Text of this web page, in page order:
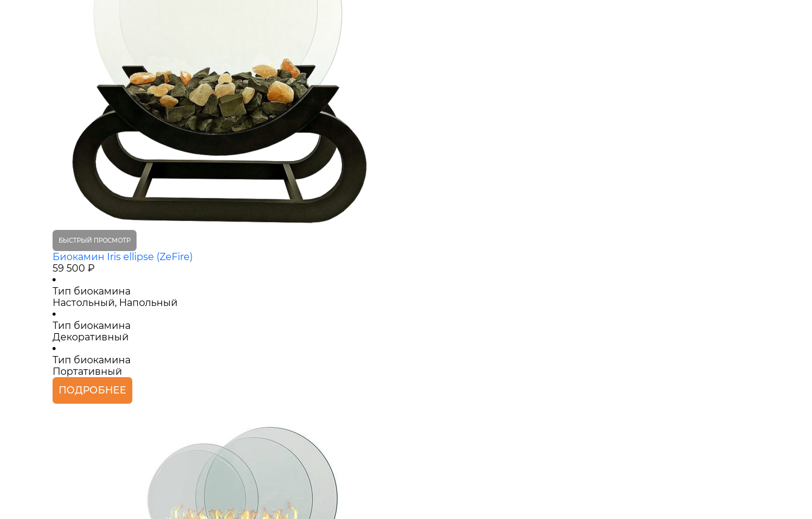
БЫСТРЫЙ ПРОСМОТР
Биокамин Iris ellipse (ZeFire)
59 500 ₽
Тип биокамина
Настольный, Напольный
Тип биокамина
Декоративный
Тип биокамина
Портативный
ПОДРОБНЕЕ